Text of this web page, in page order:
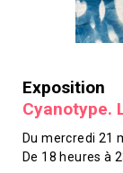
Exposition
Cyanotype.
Du mercredi 21
De 18 heures à